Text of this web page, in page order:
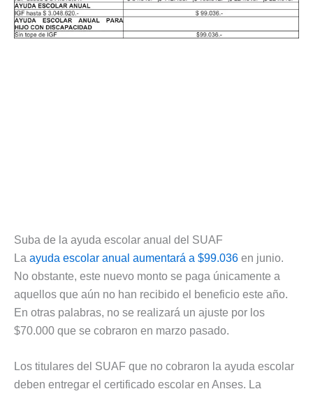
Suba de la ayuda escolar anual del SUAF
La ayuda escolar anual aumentará a $99.036 en junio.
No obstante, este nuevo monto se paga únicamente a
aquellos que aún no han recibido el beneficio este año.
En otras palabras, no se realizará un ajuste por los
$70.000 que se cobraron en marzo pasado.
Los titulares del SUAF que no cobraron la ayuda escolar
deben entregar el certificado escolar en Anses. La